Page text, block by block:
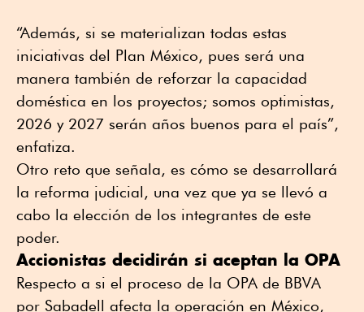
“Además, si se materializan todas estas
iniciativas del Plan México, pues será una
manera también de reforzar la capacidad
doméstica en los proyectos; somos optimistas,
2026 y 2027 serán años buenos para el país”,
enfatiza.
Otro reto que señala, es cómo se desarrollará
la reforma judicial, una vez que ya se llevó a
cabo la elección de los integrantes de este
poder.
Accionistas decidirán si aceptan la OPA
Respecto a si el proceso de la OPA de BBVA
por Sabadell afecta la operación en México,